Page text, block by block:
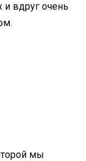
и вдруг очень
мы